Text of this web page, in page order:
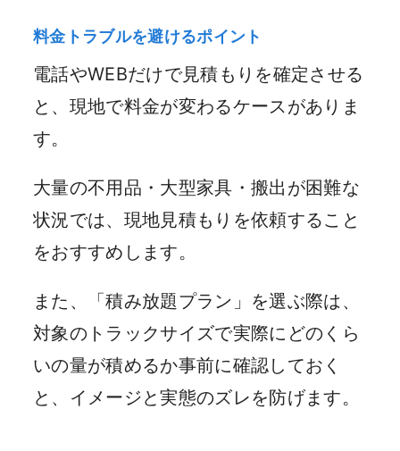
料金トラブルを避けるポイント
電話やWEBだけで見積もりを確定させる
と、現地で料金が変わるケースがありま
す。
大量の不用品・大型家具・搬出が困難な
状況では、現地見積もりを依頼すること
をおすすめします。
また、「積み放題プラン」を選ぶ際は、
対象のトラックサイズで実際にどのくら
いの量が積めるか事前に確認しておく
と、イメージと実態のズレを防げます。